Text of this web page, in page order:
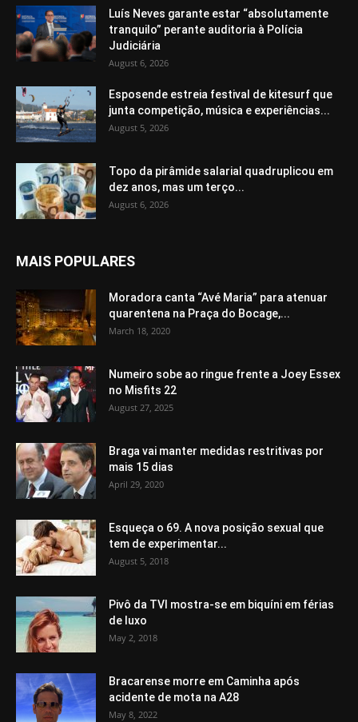
Luís Neves garante estar “absolutamente
tranquilo” perante auditoria à Polícia
Judiciária
August 6, 2026
Esposende estreia festival de kitesurf que
junta competição, música e experiências...
August 5, 2026
Topo da pirâmide salarial quadruplicou em
dez anos, mas um terço...
August 6, 2026
MAIS POPULARES
Moradora canta “Avé Maria” para atenuar
quarentena na Praça do Bocage,...
March 18, 2020
Numeiro sobe ao ringue frente a Joey Essex
no Misfits 22
August 27, 2025
Braga vai manter medidas restritivas por
mais 15 dias
April 29, 2020
Esqueça o 69. A nova posição sexual que
tem de experimentar...
August 5, 2018
Pivô da TVI mostra-se em biquíni em férias
de luxo
May 2, 2018
Bracarense morre em Caminha após
acidente de mota na A28
May 8, 2022